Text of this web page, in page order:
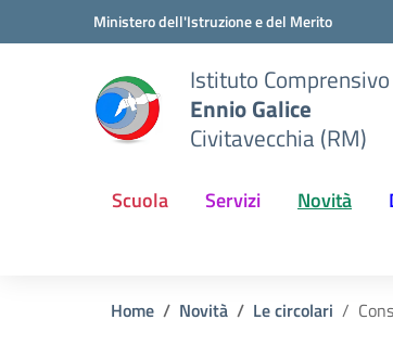
Vai ai contenuti
Vai al menu di navigazioneMinistero dell'Istruzione e del Merito
Istituto Comprensivo
Ennio Galice
Civitavecchia (RM)
Scuola Servizi Novità
Home Novità Le circolari